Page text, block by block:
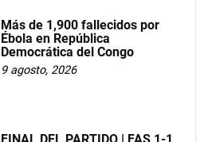
Más de 1,900 fallecidos por
Ébola en República
Democrática del Congo
9 agosto, 2026